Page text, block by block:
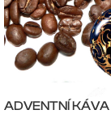
ADVENTNÍ KÁVA